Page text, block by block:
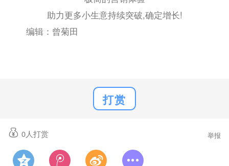
助力更多小生意持续突破,确定增长!
编辑：曾菊田
打赏
0人打赏 举报